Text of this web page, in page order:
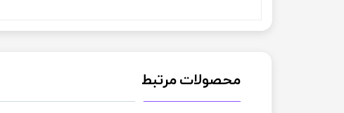
محصولات مرتبط